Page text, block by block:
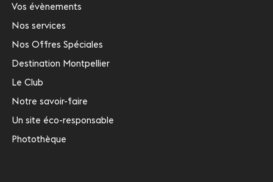
Vos évènements
Nos services
Nos Offres Spéciales
Destination Montpellier
Le Club
Notre savoir-faire
Un site éco-responsable
Photothèque